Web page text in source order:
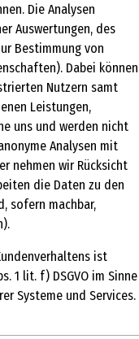
Die Analysen
Auswertungen, des
Bestimmung von
Dabei können
Nutzern samt
Leistungen,
uns und werden nicht
Analysen mit
nehmen wir Rücksicht
die Daten zu den
sofern machbar,
ist
1 lit. f) DSGVO im Sinne
Systeme und Services.